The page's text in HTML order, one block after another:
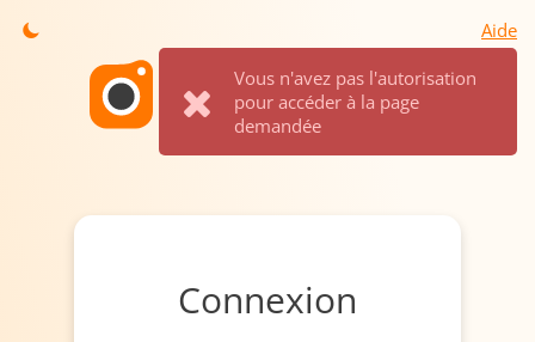
Aide
Vous n'avez pas l'autorisation
pour accéder à la page
demandée
Connexion